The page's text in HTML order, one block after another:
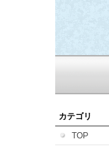
カテゴリ
TOP